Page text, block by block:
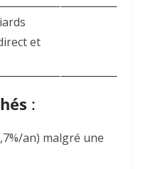
et
:
an) malgré une